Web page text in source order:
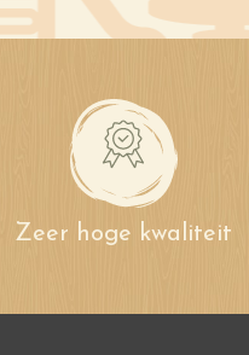
Zeer hoge kwaliteit